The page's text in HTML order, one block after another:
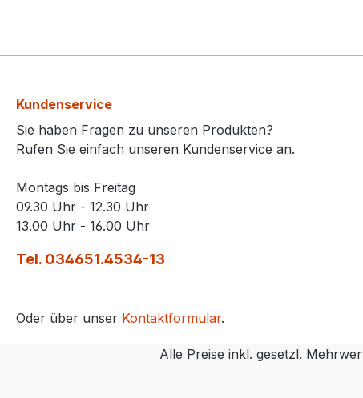
Kundenservice
Sie haben Fragen zu unseren Produkten?
Rufen Sie einfach unseren Kundenservice an.
Montags bis Freitag
09.30 Uhr - 12.30 Uhr
13.00 Uhr - 16.00 Uhr
Tel. 034651.4534-13
Oder über unser Kontaktformular.
Alle Preise inkl. gesetzl.